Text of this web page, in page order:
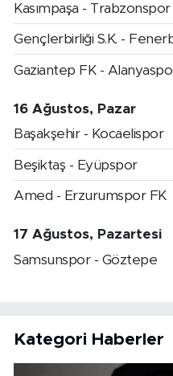
Kasımpaşa - Trabzonspor
Gençlerbirliği S.K. -
Gaziantep FK -
16 Ağustos, Pazar
Başakşehir - Kocaelispor
Beşiktaş - Eyüpspor
Amed - Erzurumspor FK
17 Ağustos, Pazartesi
Samsunspor - Göztepe
Kategori Haberler